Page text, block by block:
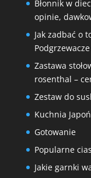
Błonnik w
opinie,
Jak zadbać o
Zastawa
rosenthal –
Zestaw do
Kuchnia
Gotowanie
Popularne
Jakie garnki